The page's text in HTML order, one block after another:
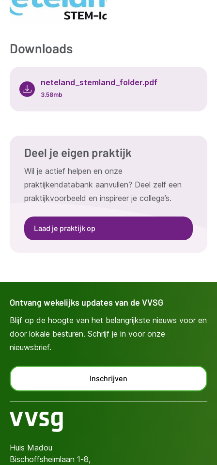
Downloads
neteland_stemland_folder.pdf
3.58mb
Deel je eigen praktijk
Wil je actief helpen en onze
praktijkendatabank aanvullen? Deel zelf een
praktijkvoorbeeld en inspireer je collega’s.
Laad je praktijk op
Ontvang wekelijks updates van de VVSG
Blijf op de hoogte van het belangrijkste nieuws voor en
door lokale besturen. Schrijf je in voor onze
nieuwsbrief.
Inschrijven
Huis Madou
Bischoffsheimlaan 1-8,